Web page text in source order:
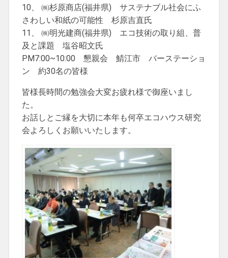
10、 ㈱杉原商店(福井県) サステナブル社会にふ
さわしい和紙の可能性 杉原吉直氏
11、 ㈱明光建商(福井県) エコ技術の取り組、普
及と課題 塩谷昭文氏
PM7:00~10:00 懇親会 鯖江市 バーステーショ
ン 約30名の皆様
皆様長時間の勉強会大変お疲れ様で御座いまし
た。
お話しとご縁を大切に本年も何卒エコハウス研究
会よろしくお願いいたします。